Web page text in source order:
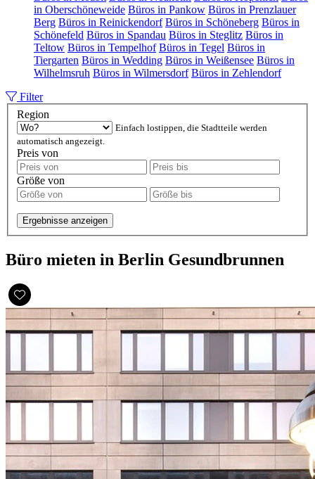
in Oberschöneweide Büros in Pankow Büros in Prenzlauer
Berg Büros in Reinickendorf Büros in Schöneberg Büros in
Schönefeld Büros in Spandau Büros in Steglitz Büros in
Teltow Büros in Tempelhof Büros in Tegel Büros in
Tiergarten Büros in Wedding Büros in Weißensee Büros in
Wilhelmsruh Büros in Wilmersdorf Büros in Zehlendorf
Filter
Region
Einfach lostippen, die Stadtteile werden
automatisch angezeigt.
Preis von
Größe von
Ergebnisse anzeigen
Büro mieten in Berlin Gesundbrunnen